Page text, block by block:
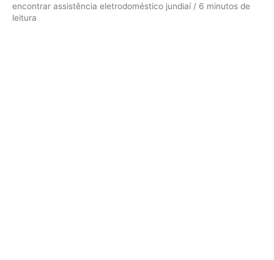
encontrar assistência eletrodoméstico jundiaí/ 6 minutos de
leitura